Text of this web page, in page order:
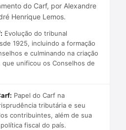
do Carf, por Alexandre
Henrique Lemos.
Evolução do tribunal
1925, incluindo a formação
e culminando na criação
que unificou os Conselhos de
Papel do Carf na
tributária e seu
contribuintes, além de sua
fiscal do país.